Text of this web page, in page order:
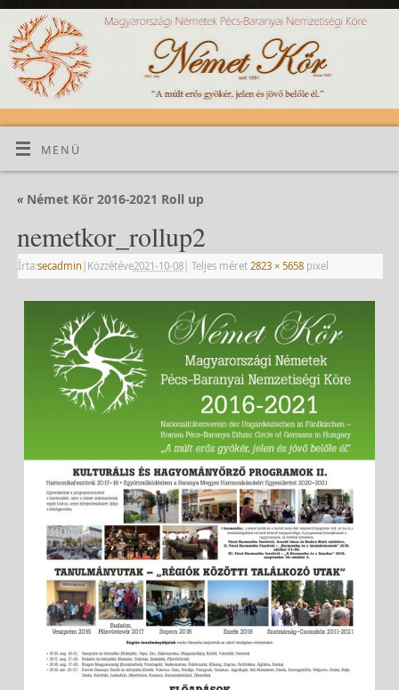
MENÜ
«Német Kör 2016-2021 Roll up
nemetkor_rollup2
Írta:secadmin | Közzétéve2021-10-08| Teljes méret 2823 × 5658pixel